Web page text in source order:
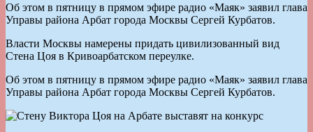
Об этом в пятницу в прямом эфире радио «Маяк» заявил глава
Управы района Арбат города Москвы Сергей Курбатов.
Власти Москвы намерены придать цивилизованный вид
Стена Цоя в Кривоарбатском переулке.
Об этом в пятницу в прямом эфире радио «Маяк» заявил глава
Управы района Арбат города Москвы Сергей Курбатов.